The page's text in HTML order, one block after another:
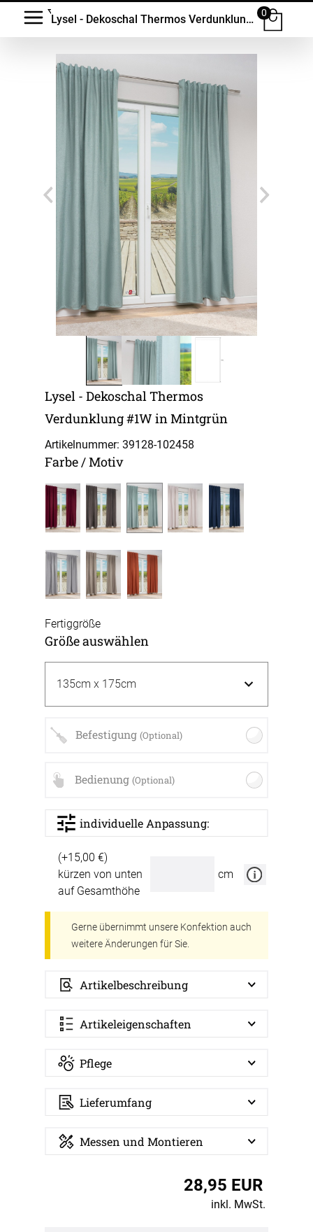
Lysel - Dekoschal Thermos Verdunklung #1W
0
Lysel - Dekoschal Thermos
Verdunklung #1W in Mintgrün
Artikelnummer: 39128-102458
Farbe / Motiv
Fertiggröße
Größe auswählen
Befestigung (Optional)
Bedienung (Optional)
individuelle Anpassung:
(+15,00 €)
kürzen von unten
auf Gesamthöhe
cm
Gerne übernimmt unsere Konfektion auch
weitere Änderungen für Sie.
Artikelbeschreibung
Artikeleigenschaften
Pflege
Lieferumfang
Messen und Montieren
28,95 EUR
inkl. MwSt.